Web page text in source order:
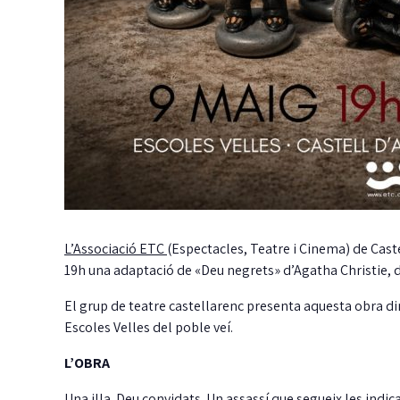
L’Associació ETC(Espectacles, Teatre i Cinema) de
19h una adaptació de «Deu negrets» d’Agatha
El grup de teatre castellarenc presenta aquesta obra
Escoles Velles del poble veí.
L’OBRA